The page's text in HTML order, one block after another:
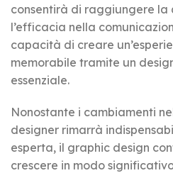
consentirà di raggiungere
l’efficacia nella
capacità di creare
memorabile tramite un
essenziale.
Nonostante i cambiamenti
designer rimarrà
esperta, il graphic design
crescere in modo